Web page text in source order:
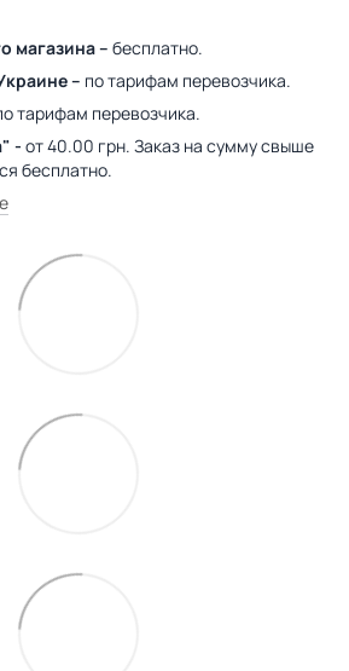
магазина – бесплатно.
– по тарифам перевозчика.
тарифам перевозчика.
- от 40.00 грн. Заказ на сумму свыше
бесплатно.